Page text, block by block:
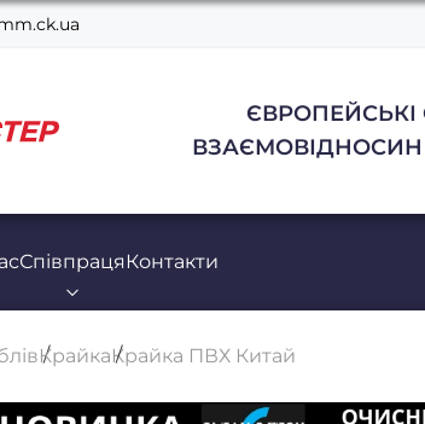
ЄВРОПЕЙСЬКІ
Співпраця Контакти
КрайкаКрайка ПВХ Китай